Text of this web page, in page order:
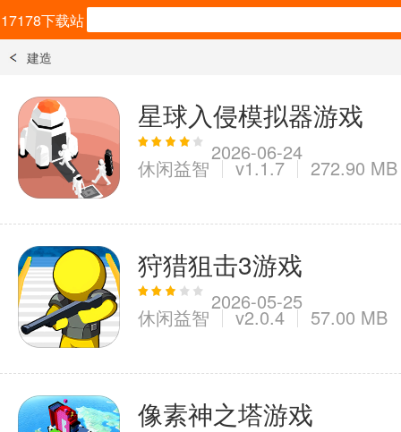
17178下载站
效率办公
5千+款应用
教育学习
1万+款应用
金融理财
建造
星球入侵模拟器游戏
2026-06-24
休闲益智 v1.1.7 272.90 MB
狩猎狙击3游戏
2026-05-25
休闲益智 v2.0.4 57.00 MB
像素神之塔游戏